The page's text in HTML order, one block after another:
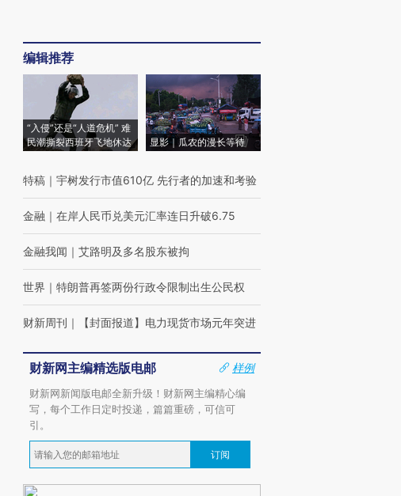
编辑推荐
“入侵”还是“人道危机” 难
民潮撕裂西班牙飞地休达
显影｜瓜农的漫长等待
特稿 ｜ 宇树发行市值610亿 先行者的加速和考验
金融 ｜ 在岸人民币兑美元汇率连日升破6.75
金融我闻 ｜ 艾路明及多名股东被拘
世界 ｜ 特朗普再签两份行政令限制出生公民权
财新周刊 ｜ 【封面报道】电力现货市场元年突进
财新网主编精选版电邮
样例
财新网新闻版电邮全新升级！财新网主编精心编
写，每个工作日定时投递，篇篇重磅，可信可
引。
订阅